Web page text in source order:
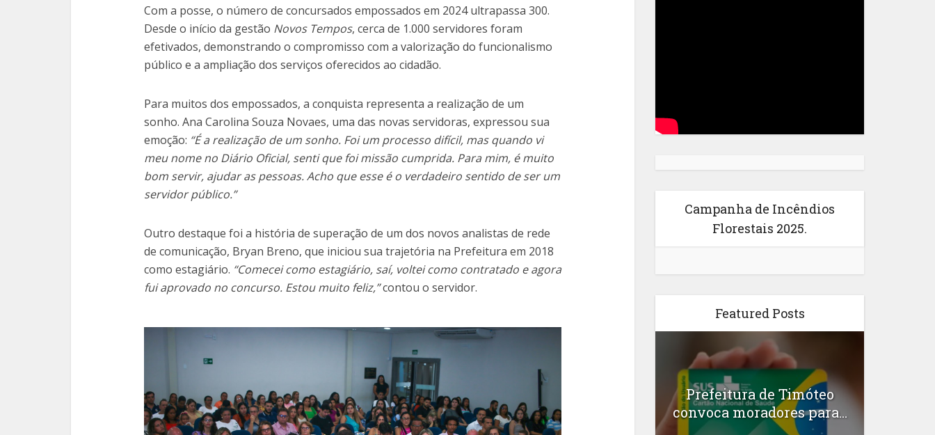
Com a posse, o número de concursados empossados em 2024 ultrapassa 300.
Desde o início da gestão Novos Tempos, cerca de 1.000 servidores foram
efetivados, demonstrando o compromisso com a valorização do funcionalismo
público e a ampliação dos serviços oferecidos ao cidadão.
Para muitos dos empossados, a conquista representa a realização de um
sonho. Ana Carolina Souza Novaes, uma das novas servidoras, expressou sua
emoção: “É a realização de um sonho. Foi um processo difícil, mas quando vi
meu nome no Diário Oficial, senti que foi missão cumprida. Para mim, é muito
bom servir, ajudar as pessoas. Acho que esse é o verdadeiro sentido de ser um
servidor público.”
Outro destaque foi a história de superação de um dos novos analistas de rede
de comunicação, Bryan Breno, que iniciou sua trajetória na Prefeitura em 2018
como estagiário. “Comecei como estagiário, saí, voltei como contratado e agora
fui aprovado no concurso. Estou muito feliz,”contou o servidor.
Campanha de Incêndios
Florestais 2025.
Featured Posts
Prefeitura de Timóteo
convoca moradores para...